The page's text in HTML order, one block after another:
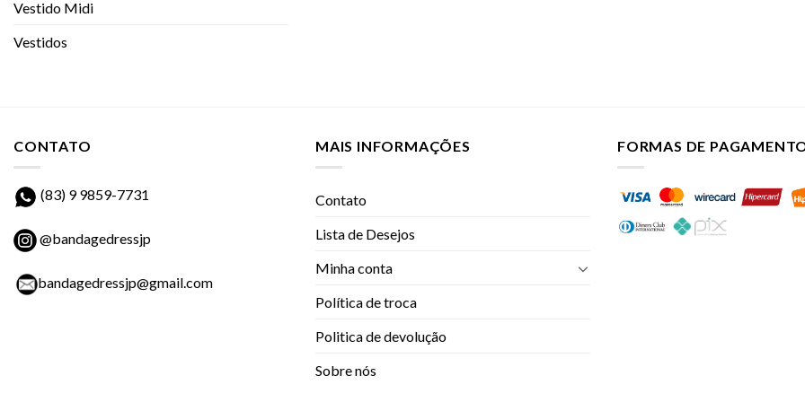
Vestido Midi
Vestidos
CONTATO
(83) 9 9859-7731
@bandagedressjp
bandagedressjp@gmail.com
MAIS INFORMAÇÕES
Contato
Lista de Desejos
Minha conta
Política de troca
Politica de devolução
Sobre nós
FORMAS DE